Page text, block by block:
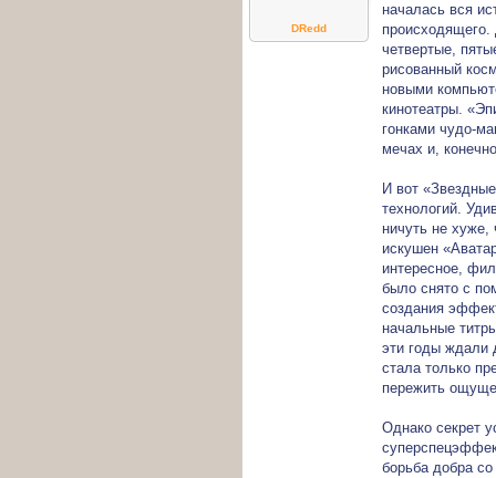
DRedd
началась вся
четвертые,
рисованный
новыми
кинотеатры.
гонками чудо-
мечах и,
И вот
технологий.
ничуть не хуже,
искушен
интересное,
было снято с
создания
начальные
эти годы ждали
стала только
пережить
Однако секрет
борьба добра